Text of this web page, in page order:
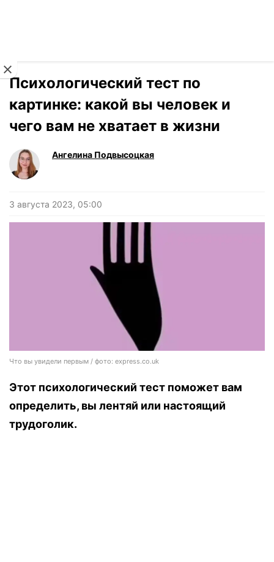
Психологический тест по
картинке: какой вы человек и
чего вам не хватает в жизни
Ангелина Подвысоцкая
3 августа 2023, 05:00
Что вы увидели первым / фото: express.co.uk
Этот психологический тест поможет вам
определить, вы лентяй или настоящий
трудоголик.